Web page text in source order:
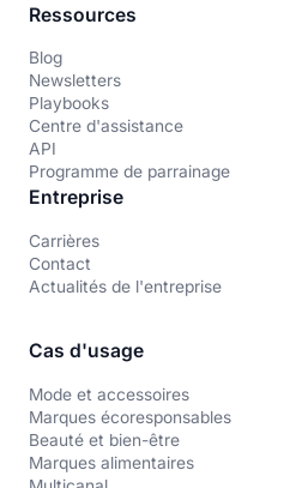
Ressources
Blog
Newsletters
Playbooks
Centre d'assistance
API
Programme de parrainage
Entreprise
Carrières
Contact
Actualités de l'entreprise
Cas d'usage
Mode et accessoires
Marques écoresponsables
Beauté et bien-être
Marques alimentaires